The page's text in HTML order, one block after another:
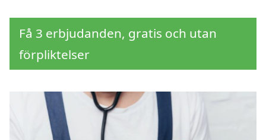
Få 3 erbjudanden, gratis och utan
förpliktelser